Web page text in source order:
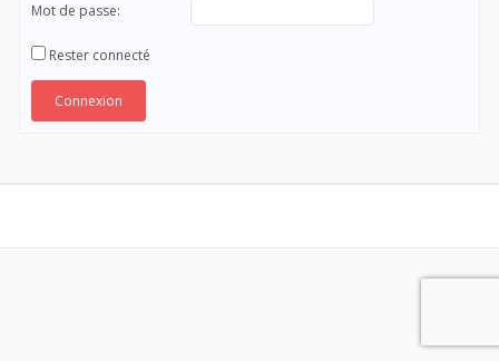
Mot de passe:
Rester connecté
Connexion